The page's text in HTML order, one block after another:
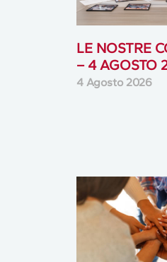
LE NOSTRE
– 4 AGOSTO
4 Agosto 2026